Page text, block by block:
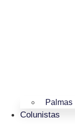
Palmas
Colunistas